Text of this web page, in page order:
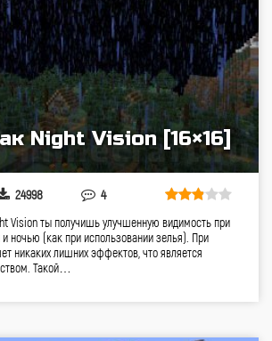
Night Vision [16×16]
24998 4
Vision ты получишь улучшенную видимость при
ночью (как при использовании зелья). При
никаких лишних эффектов, что является
Такой…